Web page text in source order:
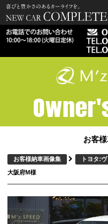
お客
お客様納車画像集 トヨタ:
大阪府M様